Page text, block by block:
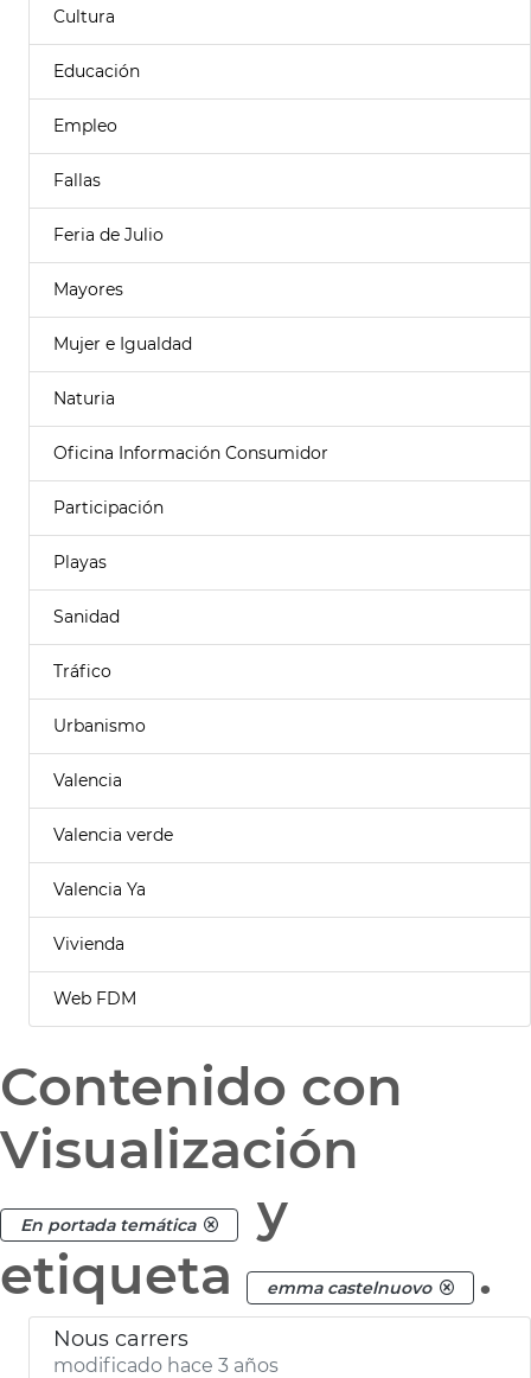
Cultura
Educación
Empleo
Fallas
Feria de Julio
Mayores
Mujer e Igualdad
Naturia
Oficina Información Consumidor
Participación
Playas
Sanidad
Tráfico
Urbanismo
Valencia
Valencia verde
Valencia Ya
Vivienda
Web FDM
Contenido con
Visualización
En portada temática
y
etiqueta
emma castelnuovo .
Nous carrers
modificado hace 3 años